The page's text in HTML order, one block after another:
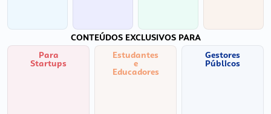
CONTEÚDOS EXCLUSIVOS PARA
Para
Startups
Estudantes
e
Educadores
Gestores
Públicos